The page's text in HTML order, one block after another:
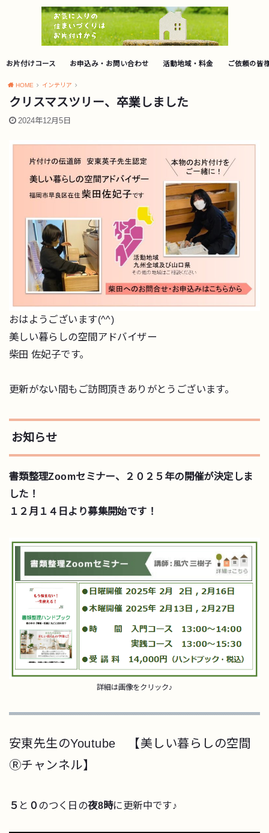
お片付けコース お申込み・お問い合わせ 活動地域・料金 ご依頼の皆
HOME インテリア
クリスマスツリー、卒業しました
2024年12月5日
おはようございます(^^)
美しい暮らしの空間アドバイザー
柴田 佐妃子です。
更新がない間もご訪問頂きありがとうございます。
お知らせ
書類整理Zoomセミナー、２０２５年の開催が決定しま
した！
１２月１４日より募集開始です！
詳細は画像をクリック♪
安東先生のYoutube 【美しい暮らしの空間
Ⓡチャンネル】
５ と ０のつく日の夜8時に更新中です♪